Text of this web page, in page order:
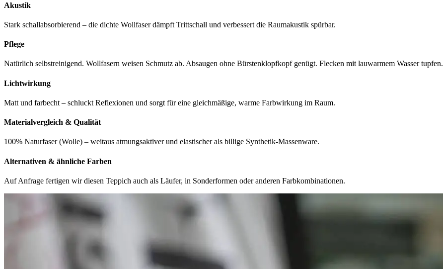
Akustik
Stark schallabsorbierend – die dichte Wollfaser dämpft Trittschall und verbessert die Raumakustik spürbar.
Pflege
Natürlich selbstreinigend. Wollfasern weisen Schmutz ab. Absaugen ohne Bürstenklopfkopf genügt. Flecken mit lauwarmem Wasser tupfen.
Lichtwirkung
Matt und farbecht – schluckt Reflexionen und sorgt für eine gleichmäßige, warme Farbwirkung im Raum.
Materialvergleich & Qualität
100% Naturfaser (Wolle) – weitaus atmungsaktiver und elastischer als billige Synthetik-Massenware.
Alternativen & ähnliche Farben
Auf Anfrage fertigen wir diesen Teppich auch als Läufer, in Sonderformen oder anderen Farbkombinationen.